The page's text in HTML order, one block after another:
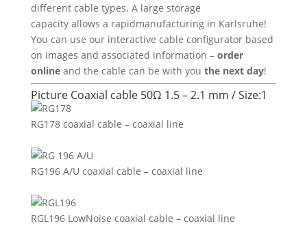
different cable types. A large storage
capacity allows a rapidmanufacturing in Karlsruhe!
You can use our interactive cable configurator based
on images and associated information – order
onlineand the cable can be with you the next day!
Picture Coaxial cable 50Ω 1.5 – 2.1 mm / Size:1
RG178 coaxial cable – coaxial line
RG196 A/U coaxial cable – coaxial line
RGL196 LowNoise coaxial cable – coaxial line